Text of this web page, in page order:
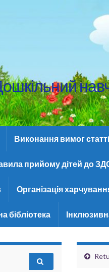
Виконання вимог
прийому дітей до
Організація
бібліотека